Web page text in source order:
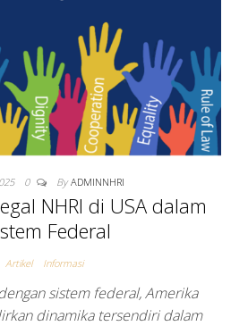
0 By ADMINNHRI
NHRI di USA dalam
Federal
Artikel Informasi
sistem federal, Amerika
dinamika tersendiri dalam